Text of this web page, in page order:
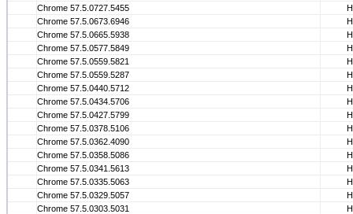
Chrome 57.5.0727.5455
Chrome 57.5.0673.6946
Chrome 57.5.0665.5938
Chrome 57.5.0577.5849
Chrome 57.5.0559.5821
Chrome 57.5.0559.5287
Chrome 57.5.0440.5712
Chrome 57.5.0434.5706
Chrome 57.5.0427.5799
Chrome 57.5.0378.5106
Chrome 57.5.0362.4090
Chrome 57.5.0358.5086
Chrome 57.5.0341.5613
Chrome 57.5.0335.5063
Chrome 57.5.0329.5057
Chrome 57.5.0303.5031